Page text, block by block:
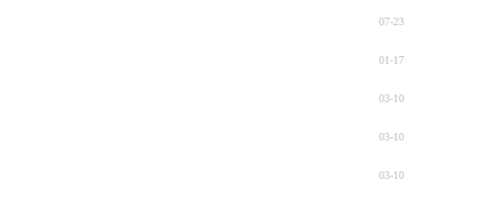
07-23
01-17
03-10
03-10
03-10